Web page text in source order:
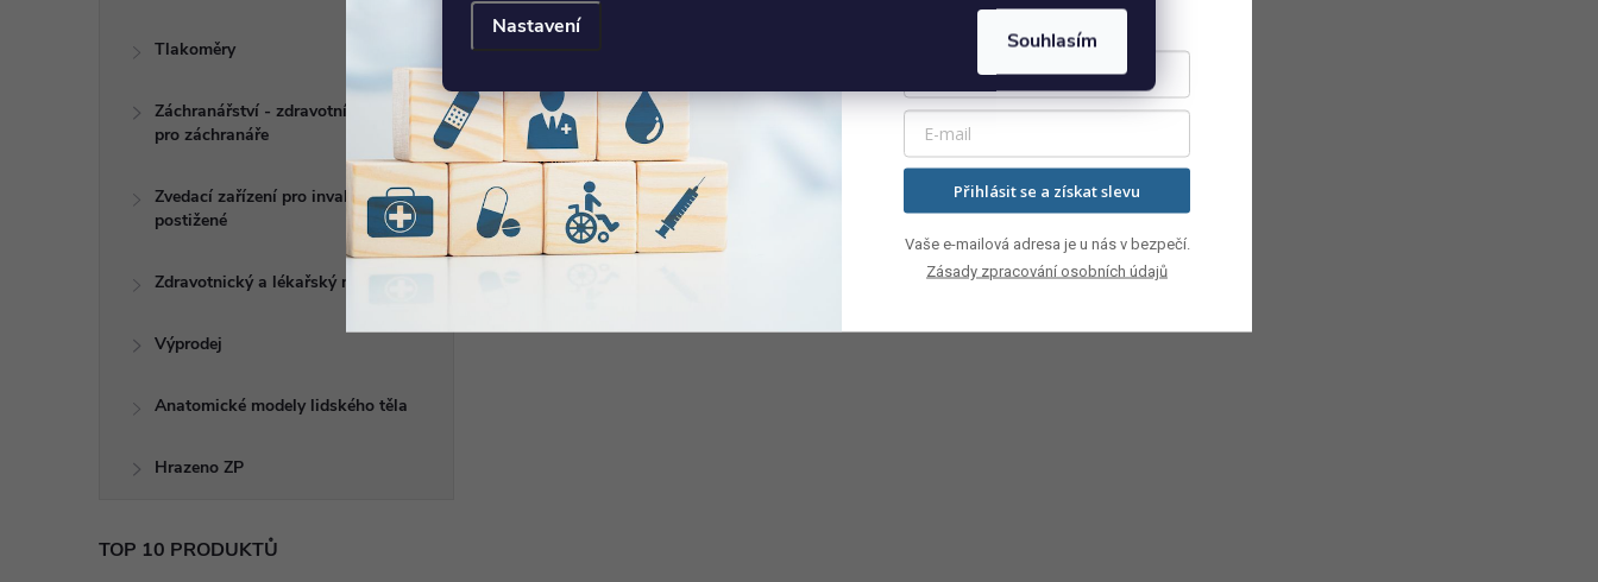
Nastavení
Souhlasím
Tlakoměry
Záchranářství - zdravotní potřeby
pro záchranáře
Zvedací zařízení pro invalidy a
postižené
Zdravotnický a lékařský nábytek
Výprodej
Anatomické modely lidského těla
Hrazeno ZP
TOP 10 PRODUKTŮ
Přihlásit se a získat slevu
Vaše e-mailová adresa je u nás v bezpečí.
Zásady zpracování osobních údajů